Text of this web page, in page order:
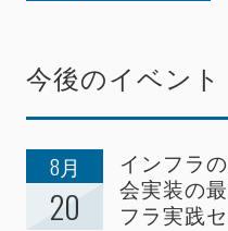
今後のイベント
8月
20
インフラ
会実装の
フラ実践